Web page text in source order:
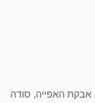
האפייה, סודה